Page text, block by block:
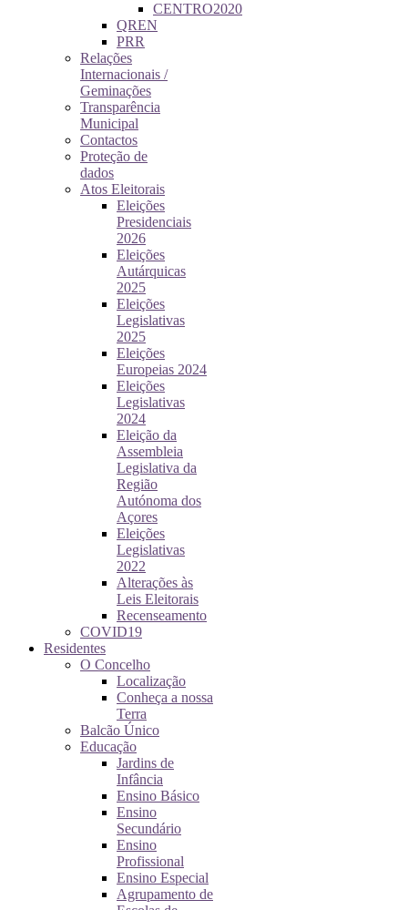
CENTRO2020
QREN
PRR
Relações
Internacionais /
Geminações
Transparência
Municipal
Contactos
Proteção de
dados
Atos Eleitorais
Eleições
Presidenciais
2026
Eleições
Autárquicas
2025
Eleições
Legislativas
2025
Eleições
Europeias 2024
Eleições
Legislativas
2024
Eleição da
Assembleia
Legislativa da
Região
Autónoma dos
Açores
Eleições
Legislativas
2022
Alterações às
Leis Eleitorais
Recenseamento
COVID19
Residentes
O Concelho
Localização
Conheça a nossa
Terra
Balcão Único
Educação
Jardins de
Infância
Ensino Básico
Ensino
Secundário
Ensino
Profissional
Ensino Especial
Agrupamento de